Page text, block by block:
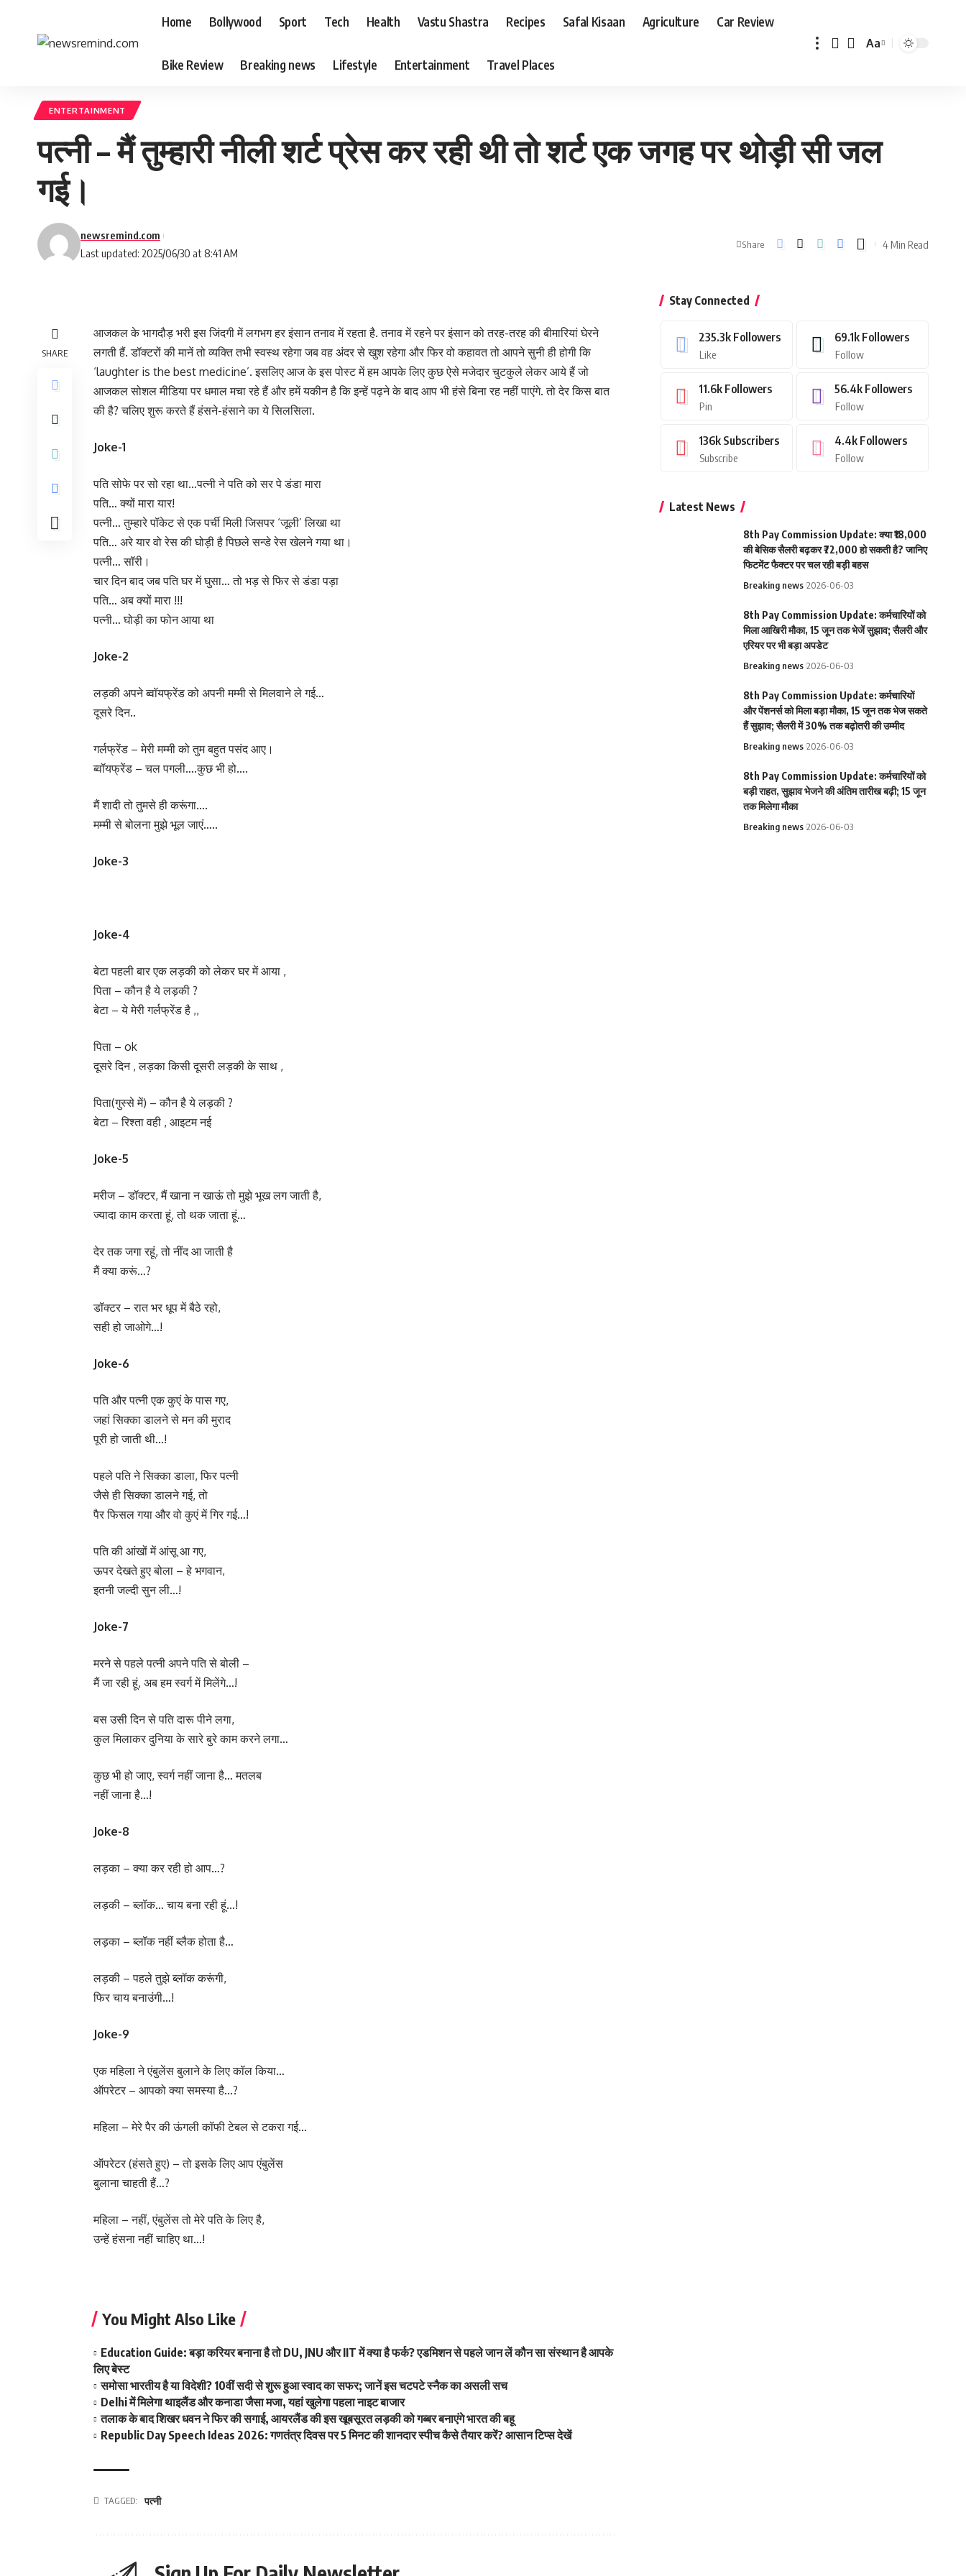
Home Bollywood Sport Tech Health Vastu Shastra Recipes Safal Kisaan Agriculture Car Review
Bike Review Breaking news Lifestyle Entertainment Travel Places
Font
Aa
ENTERTAINMENT
पत्नी – मैं तुम्हारी नीली शर्ट प्रेस कर रही थी तो शर्ट एक जगह पर थोड़ी सी जल
गई।
Last updated: 2025/06/30 at 8:41 AM
newsremind.com
Share 4 Min Read
SHARE
आजकल के भागदौड़ भरी इस जिंदगी में लगभग हर इंसान तनाव में रहता है. तनाव में रहने पर इंसान को तरह-तरह की बीमारियां घेरने
लगती हैं. डॉक्टरों की मानें तो व्यक्ति तभी स्वस्थ रहेगा जब वह अंदर से खुश रहेगा और फिर वो कहावत तो आपने सुनी ही होगी कि
‘laughter is the best medicine’. इसलिए आज के इस पोस्ट में हम आपके लिए कुछ ऐसे मजेदार चुटकुले लेकर आये हैं जो
आजकल सोशल मीडिया पर धमाल मचा रहे हैं और हमें यकीन है कि इन्हें पढ़ने के बाद आप भी हंसे बिना रह नहीं पाएंगे. तो देर किस बात
की है? चलिए शुरू करते हैं हंसने-हंसाने का ये सिलसिला.
Joke-1
पति सोफे पर सो रहा था…पत्नी ने पति को सर पे डंडा मारा
पति… क्यों मारा यार!
पत्नी… तुम्हारे पॉकेट से एक पर्ची मिली जिसपर ‘जूली’ लिखा था
पति… अरे यार वो रेस की घोड़ी है पिछले सन्डे रेस खेलने गया था।
पत्नी… सॉरी।
चार दिन बाद जब पति घर में घुसा… तो भड़ से फिर से डंडा पड़ा
पति… अब क्यों मारा !!!
पत्नी… घोड़ी का फोन आया था
Joke-2
लड़की अपने ब्वॉयफ्रेंड को अपनी मम्मी से मिलवाने ले गई…
दूसरे दिन..
गर्लफ्रेंड – मेरी मम्मी को तुम बहुत पसंद आए।
ब्वॉयफ्रेंड – चल पगली….कुछ भी हो….
मैं शादी तो तुमसे ही करूंगा….
मम्मी से बोलना मुझे भूल जाएं…..
Joke-3
Joke-4
बेटा पहली बार एक लड़की को लेकर घर में आया ,
पिता – कौन है ये लड़की ?
बेटा – ये मेरी गर्लफ्रेंड है ,,
पिता – ok
दूसरे दिन , लड़का किसी दूसरी लड़की के साथ ,
पिता(गुस्से में) – कौन है ये लड़की ?
बेटा – रिश्ता वही , आइटम नई
Joke-5
मरीज – डॉक्टर, मैं खाना न खाऊं तो मुझे भूख लग जाती है,
ज्यादा काम करता हूं, तो थक जाता हूं…
देर तक जगा रहूं, तो नींद आ जाती है
मैं क्या करूं…?
डॉक्टर – रात भर धूप में बैठे रहो,
सही हो जाओगे…!
Joke-6
पति और पत्नी एक कुएं के पास गए,
जहां सिक्का डालने से मन की मुराद
पूरी हो जाती थी…!
पहले पति ने सिक्का डाला, फिर पत्नी
जैसे ही सिक्का डालने गई, तो
पैर फिसल गया और वो कुएं में गिर गई…!
पति की आंखों में आंसू आ गए,
ऊपर देखते हुए बोला – हे भगवान,
इतनी जल्दी सुन ली…!
Joke-7
मरने से पहले पत्नी अपने पति से बोली –
मैं जा रही हूं, अब हम स्वर्ग में मिलेंगे…!
बस उसी दिन से पति दारू पीने लगा,
कुल मिलाकर दुनिया के सारे बुरे काम करने लगा…
कुछ भी हो जाए, स्वर्ग नहीं जाना है… मतलब
नहीं जाना है…!
Joke-8
लड़का – क्या कर रही हो आप…?
लड़की – ब्लॉक… चाय बना रही हूं…!
लड़का – ब्लॉक नहीं ब्लैक होता है…
लड़की – पहले तुझे ब्लॉक करूंगी,
फिर चाय बनाउंगी…!
Joke-9
एक महिला ने एंबुलेंस बुलाने के लिए कॉल किया…
ऑपरेटर – आपको क्या समस्या है…?
महिला – मेरे पैर की ऊंगली कॉफी टेबल से टकरा गई…
ऑपरेटर (हंसते हुए) – तो इसके लिए आप एंबुलेंस
बुलाना चाहती हैं…?
महिला – नहीं, एंबुलेंस तो मेरे पति के लिए है,
उन्हें हंसना नहीं चाहिए था…!
You Might Also Like
Education Guide: बड़ा करियर बनाना है तो DU, JNU और IIT में क्या है फर्क? एडमिशन से पहले जान लें कौन सा संस्थान है आपके
लिए बेस्ट
समोसा भारतीय है या विदेशी? 10वीं सदी से शुरू हुआ स्वाद का सफर; जानें इस चटपटे स्नैक का असली सच
Delhi में मिलेगा थाइलैंड और कनाडा जैसा मजा, यहां खुलेगा पहला नाइट बाजार
तलाक के बाद शिखर धवन ने फिर की सगाई, आयरलैंड की इस खूबसूरत लड़की को गब्बर बनाएंगे भारत की बहू
Republic Day Speech Ideas 2026: गणतंत्र दिवस पर 5 मिनट की शानदार स्पीच कैसे तैयार करें? आसान टिप्स देखें
TAGGED: पत्नी
Stay Connected
235.3k Followers
Like
69.1k Followers
Follow
11.6k Followers
Pin
56.4k Followers
Follow
136k Subscribers
Subscribe
4.4k Followers
Follow
Latest News
8th Pay Commission Update: क्या ₹18,000
की बेसिक सैलरी बढ़कर ₹72,000 हो सकती है? जानिए
फिटमेंट फैक्टर पर चल रही बड़ी बहस
Breaking news 2026-06-03
8th Pay Commission Update: कर्मचारियों को
मिला आखिरी मौका, 15 जून तक भेजें सुझाव; सैलरी और
एरियर पर भी बड़ा अपडेट
Breaking news 2026-06-03
8th Pay Commission Update: कर्मचारियों
और पेंशनर्स को मिला बड़ा मौका, 15 जून तक भेज सकते
हैं सुझाव; सैलरी में 30% तक बढ़ोतरी की उम्मीद
Breaking news 2026-06-03
8th Pay Commission Update: कर्मचारियों को
बड़ी राहत, सुझाव भेजने की अंतिम तारीख बढ़ी; 15 जून
तक मिलेगा मौका
Breaking news 2026-06-03